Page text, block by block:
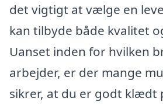
det vigtigt at vælge en
kan tilbyde både kvalitet
Uanset inden for hvilken
arbejder, er der mange
sikrer, at du er godt klædt